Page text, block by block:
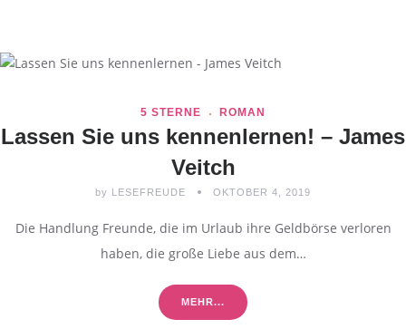
5 STERNE ROMAN
Lassen Sie uns kennenlernen! – James
Veitch
by LESEFREUDE OKTOBER 4, 2019
Die Handlung Freunde, die im Urlaub ihre Geldbörse verloren
haben, die große Liebe aus dem…
MEHR...